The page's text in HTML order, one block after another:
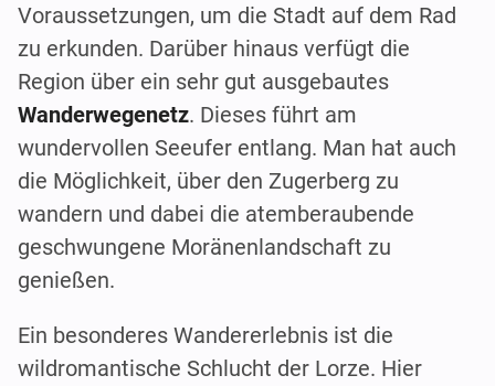
Voraussetzungen, um die Stadt auf dem Rad
zu erkunden. Darüber hinaus verfügt die
Region über ein sehr gut ausgebautes
Wanderwegenetz. Dieses führt am
wundervollen Seeufer entlang. Man hat auch
die Möglichkeit, über den Zugerberg zu
wandern und dabei die atemberaubende
geschwungene Moränenlandschaft zu
genießen.
Ein besonderes Wandererlebnis ist die
wildromantische Schlucht der Lorze. Hier